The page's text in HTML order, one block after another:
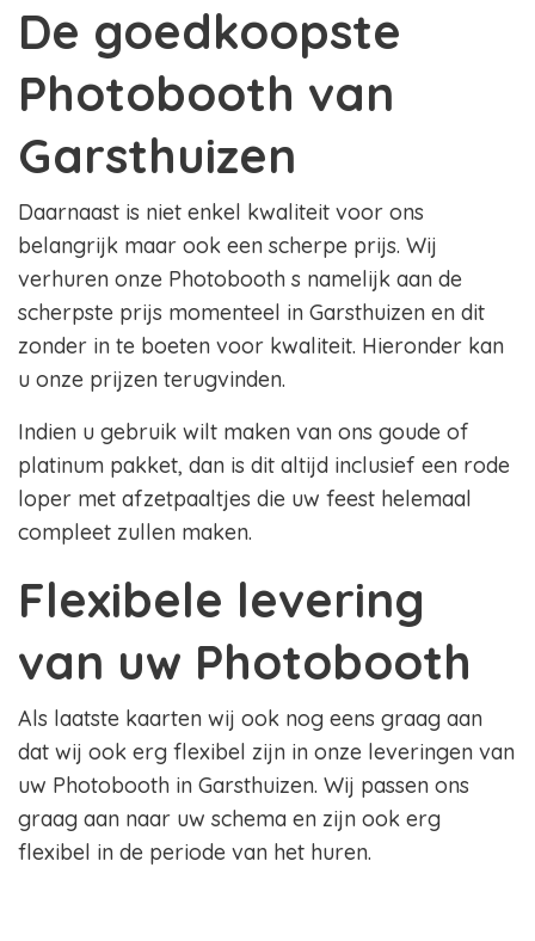
De goedkoopste
Photobooth van
Garsthuizen
Daarnaast is niet enkel kwaliteit voor ons
belangrijk maar ook een scherpe prijs. Wij
verhuren onze Photobooth s namelijk aan de
scherpste prijs momenteel in Garsthuizen en dit
zonder in te boeten voor kwaliteit. Hieronder kan
u onze prijzen terugvinden.
Indien u gebruik wilt maken van ons goude of
platinum pakket, dan is dit altijd inclusief een rode
loper met afzetpaaltjes die uw feest helemaal
compleet zullen maken.
Flexibele levering
van uw Photobooth
Als laatste kaarten wij ook nog eens graag aan
dat wij ook erg flexibel zijn in onze leveringen van
uw Photobooth in Garsthuizen. Wij passen ons
graag aan naar uw schema en zijn ook erg
flexibel in de periode van het huren.